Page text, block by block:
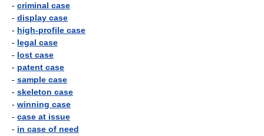
- criminal case
- display case
- high-profile case
- legal case
- lost case
- patent case
- sample case
- skeleton case
- winning case
- case at issue
- in case of need